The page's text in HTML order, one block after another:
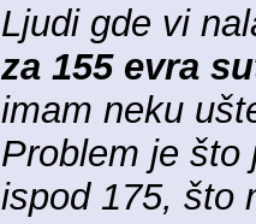
Ljudi gde vi
za 155 evra
imam neku
Problem je što
ispod 175, što